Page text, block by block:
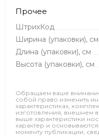
Прочее
ШтрихКод
Ширина (упаковки), см
Длина (упаковки), см
Высота (упаковки), см
Обращаем ваше
собой право изменить
характеристиках,
изготовления, внешнем
выше характеристики
характер и
моменту публикации,